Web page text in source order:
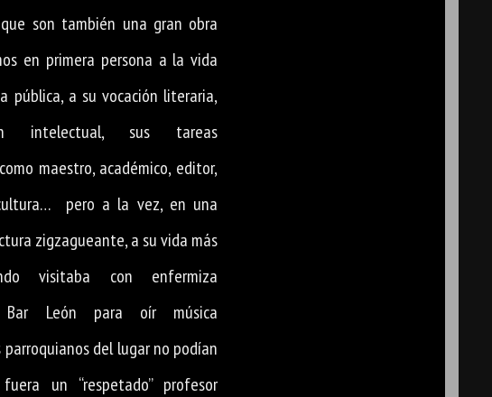
son también una gran obra
en primera persona a la vida
pública, a su vocación literaria,
intelectual, sus tareas
maestro, académico, editor,
pero a la vez, en una
zigzagueante, a su vida más
visitaba con enfermiza
León para oír música
parroquianos del lugar no podían
un “respetado” profesor